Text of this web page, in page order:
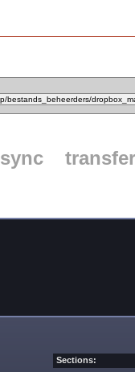
sync
transfer
Sections: